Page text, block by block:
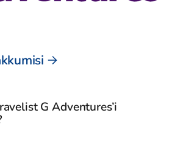
G Adventures’i